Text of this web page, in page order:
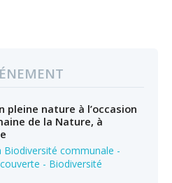
pleine nature à l’occasion
de la Nature, à
Biodiversité communale -
- Biodiversité